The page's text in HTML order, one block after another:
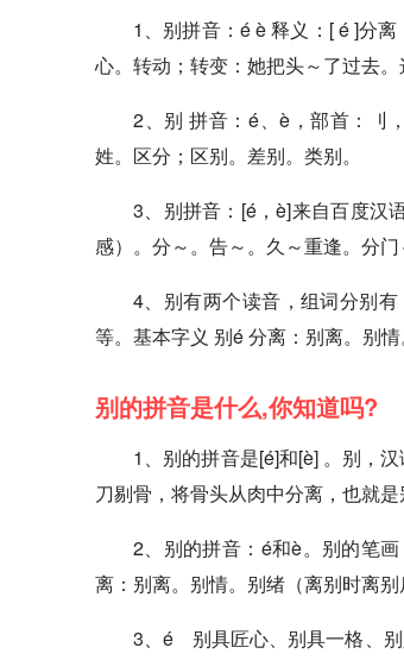
1、别拼音：é è 释义：[ é ]分
心。转动；转变：她把头～了过去
2、别 拼音：é、è，部首：刂
姓。区分；区别。差别。类别。
3、别拼音：[é，è]来自百度汉
感）。分～。告～。久～重逢。分
4、别有两个读音，组词分别
等。基本字义 别é 分离：别离。别
别的拼音是什么,你知道吗?
1、别的拼音是[é]和[è] 。别，
刀剔骨，将骨头从肉中分离，也就是
2、别的拼音：é和è。别的笔
离：别离。别情。别绪（离别时离
3、é 别具匠心、别具一格、